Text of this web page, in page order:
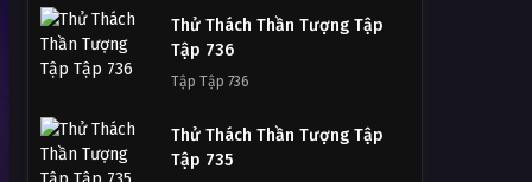
Thử Thách Thần Tượng Tập
Tập 736
Tập Tập 736
Thử Thách Thần Tượng Tập
Tập 735
Thử Thách Thần Tượng Tập
Thử Thách Thần Tượng Tập